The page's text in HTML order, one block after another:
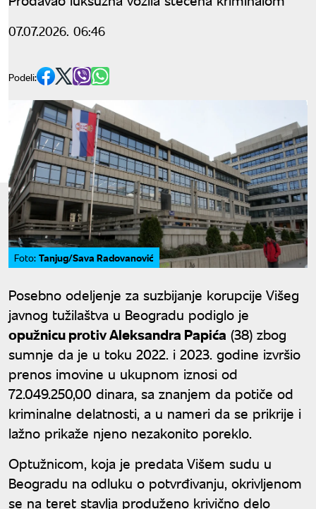
07.07.2026. 06:46
Podeli:
Foto: Tanjug/Sava Radovanović
Posebno odeljenje za suzbijanje korupcije Višeg
javnog tužilaštva u Beogradu podiglo je
opužnicu protiv Aleksandra Papića (38) zbog
sumnje da je u toku 2022. i 2023. godine izvršio
prenos imovine u ukupnom iznosi od
72.049.250,00 dinara, sa znanjem da potiče od
kriminalne delatnosti, a u nameri da se prikrije i
lažno prikaže njeno nezakonito poreklo.
Optužnicom, koja je predata Višem sudu u
Beogradu na odluku o potvrđivanju, okrivljenom
se na teret stavlja produženo krivično delo